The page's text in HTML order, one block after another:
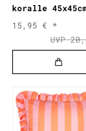
koralle
UVP
15,95 € *